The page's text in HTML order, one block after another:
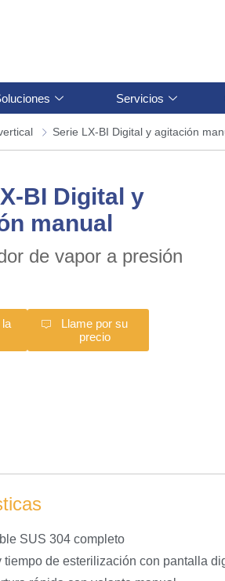
Servicios
Serie LX-BI Digital y agitación
BI Digital y
manual
de vapor a presión
Llame por su
precio
SUS 304 completo
tiempo de esterilización con pantalla